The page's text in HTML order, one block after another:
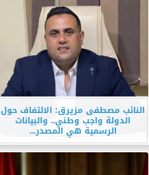
النائب مصطفى مزيرق: الالتفاف حول
الدولة واجب وطني.. والبيانات
الرسمية هي المصدر...